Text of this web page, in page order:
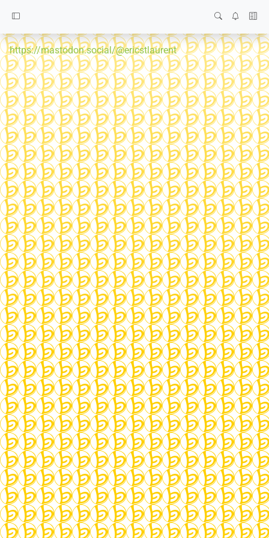
https://mastodon.social/@ericstlaurent